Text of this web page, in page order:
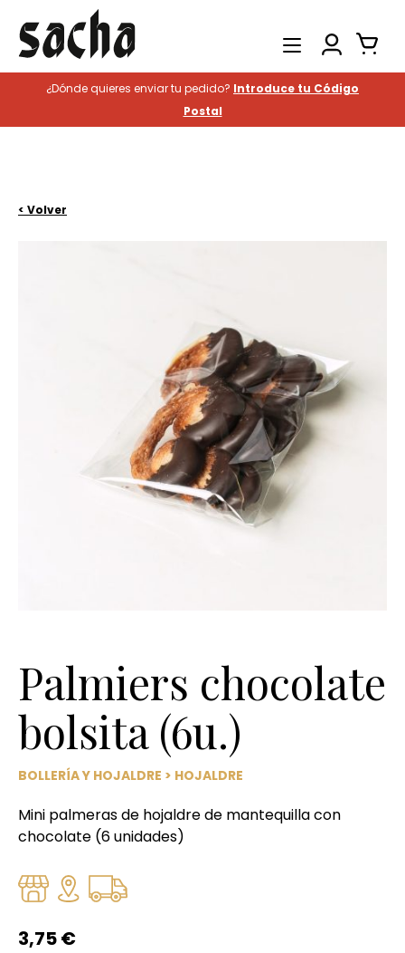
Productos
Catering
¿Dónde quieres enviar tu pedido? Introduce tu Código
Postal
< Volver
Palmiers chocolate
bolsita (6u.)
BOLLERÍA Y HOJALDRE > HOJALDRE
Mini palmeras de hojaldre de mantequilla con
chocolate (6 unidades)
3,75€